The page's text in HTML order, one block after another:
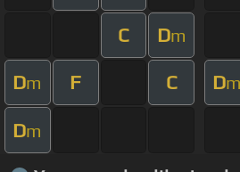
C Dm
Dm F C Dm
Dm